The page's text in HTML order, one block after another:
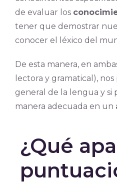
de evaluar los
tener que demostrar
conocer el léxico del
De esta manera, en
lectora y gramatical),
general de la lengua y si
manera adecuada en un
¿Qué